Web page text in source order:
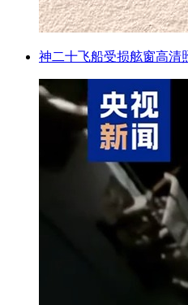
神二十飞船受损舷窗高清